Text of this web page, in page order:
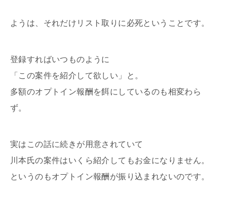
ようは、それだけリスト取りに必死ということです。
登録すればいつものように
「この案件を紹介して欲しい」と。
多額のオプトイン報酬を餌にしているのも相変わら
ず。
実はこの話に続きが用意されていて
川本氏の案件はいくら紹介してもお金になりません。
というのもオプトイン報酬が振り込まれないのです。